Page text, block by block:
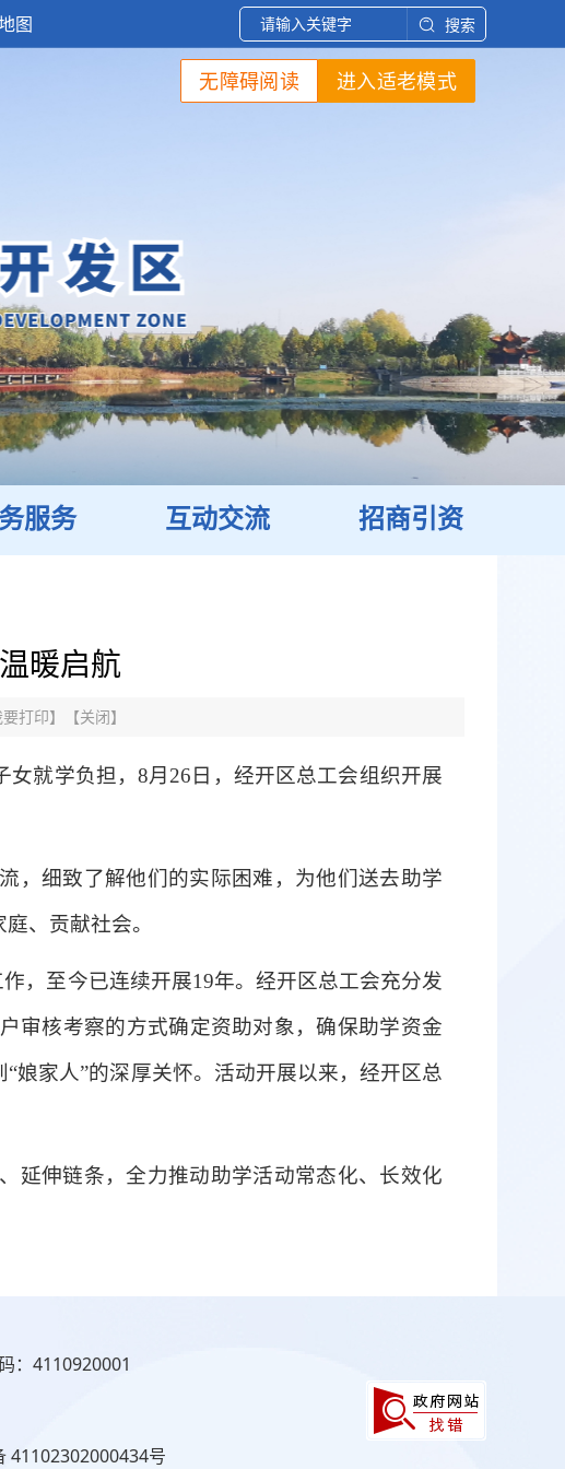
图 搜索
进入适老模式
无障碍阅读
服务 互动交流 招商引资
暖启航
打印】【关闭】
就学负担，8月26日，经开区总工会组织开展
，细致了解他们的实际困难，为他们送去助学
、贡献社会。
，至今已连续开展19年。经开区总工会充分发
审核考察的方式确定资助对象，确保助学资金
娘家人”的深厚关怀。活动开展以来，经开区总
延伸链条，全力推动助学活动常态化、长效化
：4110920001
41102302000434号